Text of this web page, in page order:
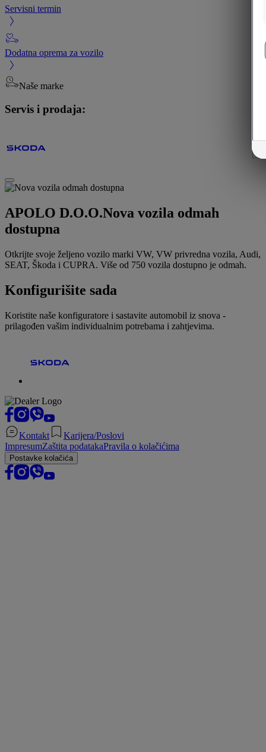
Servisni termin
Dodatna oprema za vozilo
Naše marke
Servis i prodaja:
APOLO D.O.O.Nova vozila odmah
dostupna
Otkrijte svoje željeno vozilo marki VW, VW privredna vozila, Audi,
SEAT, Škoda i CUPRA. Više od 750 vozila dostupno je odmah.
Konfigurišite sada
Koristite naše konfiguratore i sastavite automobil iz snova -
prilagođen vašim individualnim potrebama i zahtjevima.
Kontakt
Karijera/Poslovi
ImpresumZaštita podatakaPravila o kolačićima
Postavke kolačića